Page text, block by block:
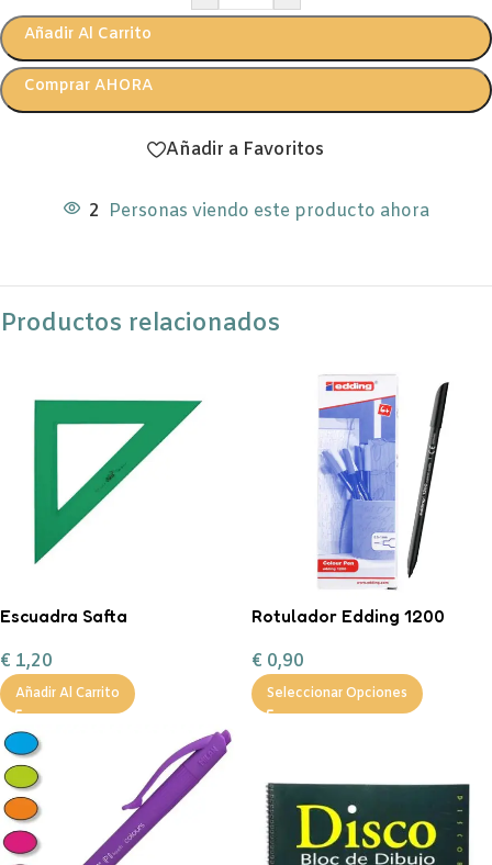
Añadir Al Carrito
Comprar AHORA
Añadir a Favoritos
2 Personas viendo este producto ahora
Productos relacionados
Escuadra Safta
€ 1,20
Añadir Al Carrito
Rotulador Edding 1200
€ 0,90
Seleccionar Opciones